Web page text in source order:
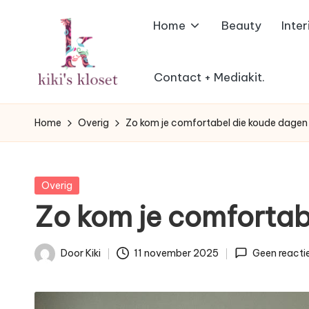
K
i
i'
s
K
l
met
een
twist.
Home Beauty
Contact + Mediakit.
Home Overig Zo kom je comfortabel die koude
Geplaatst
Overig
Zo kom je
Geplaatst
Door Kiki 11 november 2025 Geen